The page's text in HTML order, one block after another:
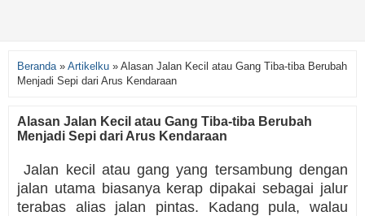
Beranda » Artikelku » Alasan Jalan Kecil atau Gang Tiba-tiba Berubah
Menjadi Sepi dari Arus Kendaraan
Alasan Jalan Kecil atau Gang Tiba-tiba Berubah
Menjadi Sepi dari Arus Kendaraan
Jalan kecil atau gang yang tersambung dengan
jalan utama biasanya kerap dipakai sebagai jalur
terabas alias jalan pintas. Kadang pula, walau